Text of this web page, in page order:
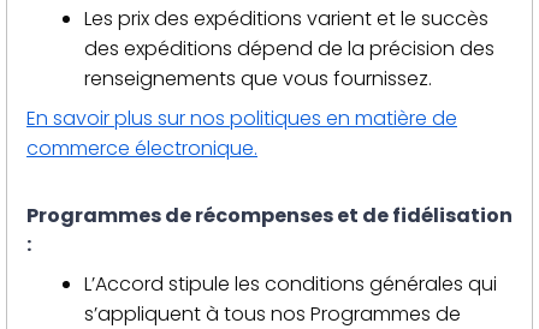
Les prix des expéditions varient et le succès
des expéditions dépend de la précision des
renseignements que vous fournissez.
En savoir plus sur nos politiques en matière de
commerce électronique.
Programmes de récompenses et de fidélisation
:
L’Accord stipule les conditions générales qui
s’appliquent à tous nos Programmes de